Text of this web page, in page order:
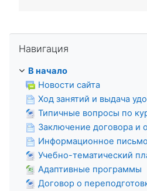
Навигация
В начало
Новости сайта
Ход занятий и выдача
Типичные вопросы по
Заключение договора и
Информационное письмо
Учебно-тематический
Адаптивные программы
Договор о